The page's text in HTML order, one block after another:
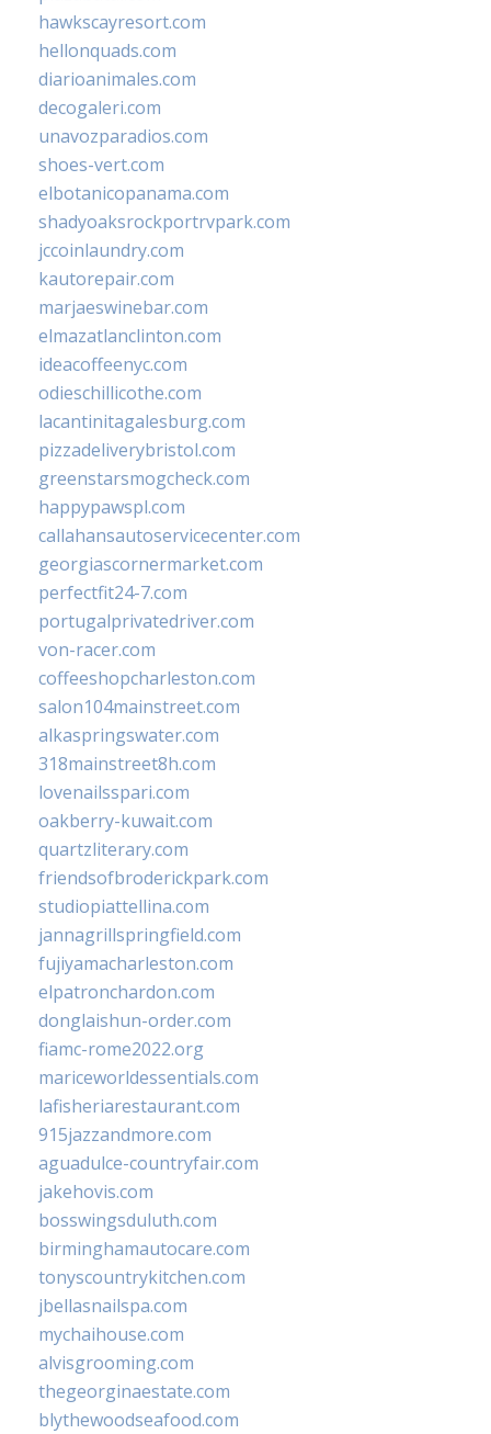
hawkscayresort.com
hellonquads.com
diarioanimales.com
decogaleri.com
unavozparadios.com
shoes-vert.com
elbotanicopanama.com
shadyoaksrockportrvpark.com
jccoinlaundry.com
kautorepair.com
marjaeswinebar.com
elmazatlanclinton.com
ideacoffeenyc.com
odieschillicothe.com
lacantinitagalesburg.com
pizzadeliverybristol.com
greenstarsmogcheck.com
happypawspl.com
callahansautoservicecenter.com
georgiascornermarket.com
perfectfit24-7.com
portugalprivatedriver.com
von-racer.com
coffeeshopcharleston.com
salon104mainstreet.com
alkaspringswater.com
318mainstreet8h.com
lovenailsspari.com
oakberry-kuwait.com
quartzliterary.com
friendsofbroderickpark.com
studiopiattellina.com
jannagrillspringfield.com
fujiyamacharleston.com
elpatronchardon.com
donglaishun-order.com
fiamc-rome2022.org
mariceworldessentials.com
lafisheriarestaurant.com
915jazzandmore.com
aguadulce-countryfair.com
jakehovis.com
bosswingsduluth.com
birminghamautocare.com
tonyscountrykitchen.com
jbellasnailspa.com
mychaihouse.com
alvisgrooming.com
thegeorginaestate.com
blythewoodseafood.com